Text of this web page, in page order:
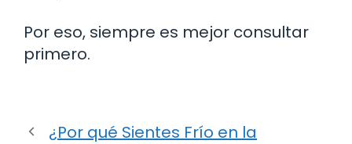
Por eso, siempre es mejor consultar
primero.
¿Por qué Sientes Frío en la